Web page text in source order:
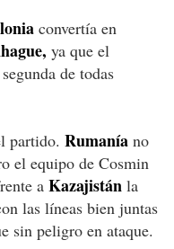
convertía en
ya que el
de todas
partido. Rumanía no
el equipo de Cosmin
a Kazajistán la
las líneas bien juntas
sin peligro en ataque.